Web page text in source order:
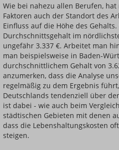
Wie bei nahezu allen Berufen,
Faktoren auch der Standort des
Einfluss auf die Höhe des
Durchschnittsgehalt im
ungefähr 3.337 €. Arbeitet man
man beispielsweise in Baden-
durchschnittlichem Gehalt von
anzumerken, dass die Analyse
regelmäßig zu dem Ergebnis
Deutschlands tendenziell über
ist dabei - wie auch beim
städtischen Gebieten mit denen
dass die Lebenshaltungskosten
steigen.